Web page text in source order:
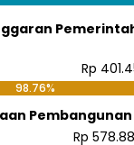
Rp
98.76%
Pembangunan
Rp